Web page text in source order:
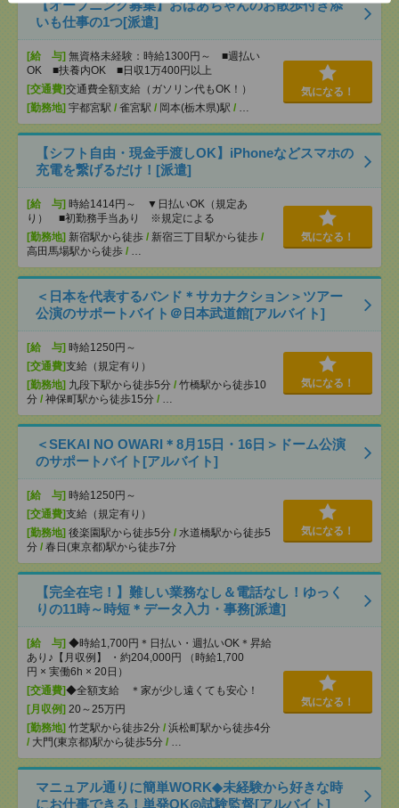
【オープニング募集】おばあちゃんのお散歩付き添
いも仕事の1つ[派遣]
[給 与] 無資格未経験：時給1300円～ ■週払い
OK ■扶養内OK ■日収1万400円以上
[交通費]交通費全額支給（ガソリン代もOK！）
[勤務地] 宇都宮駅 / 雀宮駅 / 岡本(栃木県)駅 / …
気になる！
【シフト自由・現金手渡しOK】iPhoneなどスマホの
充電を繋げるだけ！[派遣]
[給 与] 時給1414円～ ▼日払いOK（規定あ
り） ■初勤務手当あり ※規定による
[勤務地] 新宿駅から徒歩 / 新宿三丁目駅から徒歩 /
高田馬場駅から徒歩 / …
気になる！
＜日本を代表するバンド＊サカナクション＞ツアー
公演のサポートバイト＠日本武道館[アルバイト]
[給 与] 時給1250円～
[交通費]支給（規定有り）
[勤務地] 九段下駅から徒歩5分 / 竹橋駅から徒歩10
分 / 神保町駅から徒歩15分 / …
気になる！
＜SEKAI NO OWARI＊8月15日・16日＞ドーム公演
のサポートバイト[アルバイト]
[給 与] 時給1250円～
[交通費]支給（規定有り）
[勤務地] 後楽園駅から徒歩5分 / 水道橋駅から徒歩5
分 / 春日(東京都)駅から徒歩7分
気になる！
【完全在宅！】難しい業務なし＆電話なし！ゆっく
りの11時～時短＊データ入力・事務[派遣]
[給 与] ◆時給1,700円＊日払い・週払いOK＊昇給
あり♪【月収例】 ・約204,000円 （時給1,700
円 × 実働6h × 20日）
[交通費]◆全額支給 ＊家が少し遠くても安心！
[月収例] 20～25万円
[勤務地] 竹芝駅から徒歩2分 / 浜松町駅から徒歩4分
/ 大門(東京都)駅から徒歩5分 / …
気になる！
マニュアル通りに簡単WORK◆未経験から好きな時
にお仕事できる！単発OK◎試験監督[アルバイト]